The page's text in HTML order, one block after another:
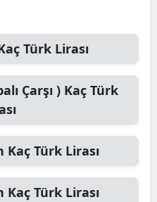
Türk Lirası
Çarşı )Kaç Türk
Kaç Türk Lirası
Kaç Türk Lirası